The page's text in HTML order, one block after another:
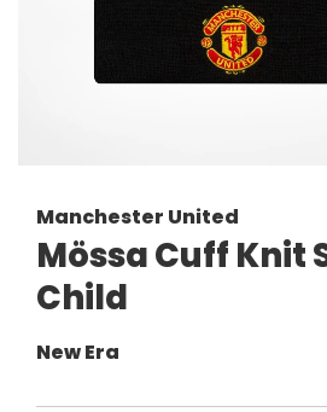
Manchester United
Mössa Cuff Knit
Child
New Era